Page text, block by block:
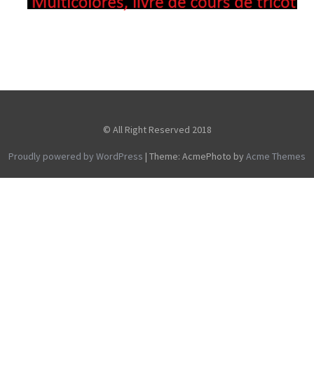
© All Right Reserved 2018
Proudly powered by WordPress | Theme: AcmePhoto by Acme Themes